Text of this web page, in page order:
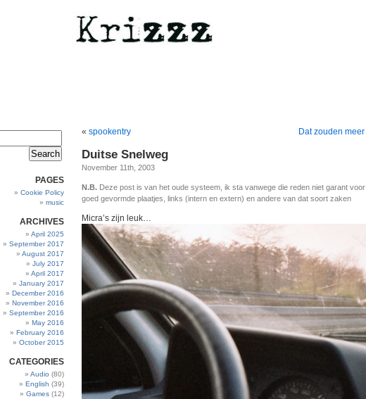
PAGES
Cookie Policy
music
ARCHIVES
April 2025
September 2017
August 2017
July 2017
April 2017
January 2017
December 2016
November 2016
September 2016
May 2016
February 2016
October 2015
CATEGORIES
Audio (80)
English (39)
Games (12)
« spookentry Dat zouden
Duitse Snelweg
November 11th, 2003
N.B. Deze post is van het oude systeem, ik sta vanwege die reden niet garant
goed gevormde plaatjes, links (intern en extern) en andere van dat soort zaken
Micra’s zijn leuk…